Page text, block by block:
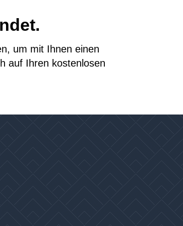
um mit Ihnen einen
auf Ihren kostenlosen